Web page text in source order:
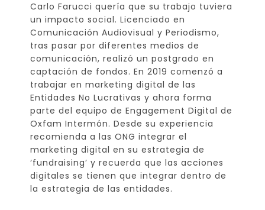
Carlo Farucci quería que su trabajo tuviera
un impacto social. Licenciado en
Comunicación Audiovisual y Periodismo,
tras pasar por diferentes medios de
comunicación, realizó un postgrado en
captación de fondos. En 2019 comenzó a
trabajar en marketing digital de las
Entidades No Lucrativas y ahora forma
parte del equipo de Engagement Digital de
Oxfam Intermón. Desde su experiencia
recomienda a las ONG integrar el
marketing digital en su estrategia de
‘fundraising’ y recuerda que las acciones
digitales se tienen que integrar dentro de
la estrategia de las entidades.